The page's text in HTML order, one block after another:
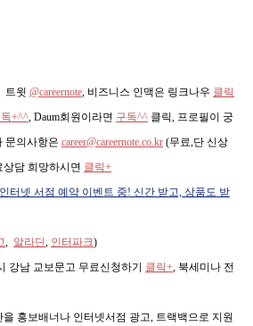
트윗 @careernote, 비즈니스 인맥은 링크나우 클릭
+^^, Daum회원이라면 구독^^ 클릭, 프로필이 궁
문의사항은 career@careernote.co.kr (무료,단 신상
상담 희망하시면 클릭+
터넷 서점 예약 이벤트 중! 신간 받고, 상품도 받
, 알라딘, 인터파크)
강남 교보문고 무료신청하기 클릭+, 북세미나 전
을 홍보배너나 인터넷서점 광고, 트랙백으로 지원